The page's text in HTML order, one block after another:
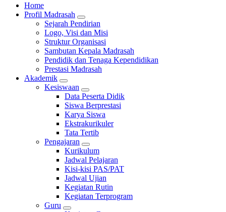
Home
Profil Madrasah
Sejarah Pendirian
Logo, Visi dan Misi
Struktur Organisasi
Sambutan Kepala Madrasah
Pendidik dan Tenaga Kependidikan
Prestasi Madrasah
Akademik
Kesiswaan
Data Peserta Didik
Siswa Berprestasi
Karya Siswa
Ekstrakurikuler
Tata Tertib
Pengajaran
Kurikulum
Jadwal Pelajaran
Kisi-kisi PAS/PAT
Jadwal Ujian
Kegiatan Rutin
Kegiatan Terprogram
Guru